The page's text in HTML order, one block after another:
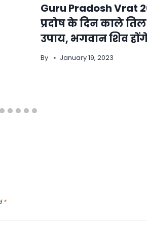
Guru Pradosh Vrat
प्रदोष के दिन काले
उपाय, भगवान शिव
By January 19, 2023
*